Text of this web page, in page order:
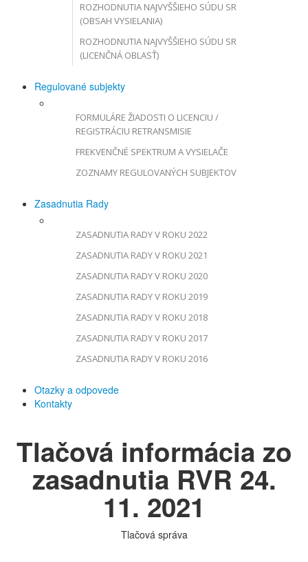
ROZHODNUTIA NAJVYŠŠIEHO SÚDU SR
(OBSAH VYSIELANIA)
ROZHODNUTIA NAJVYŠŠIEHO SÚDU SR
(LICENČNÁ OBLASŤ)
Regulované subjekty
FORMULÁRE ŽIADOSTI O LICENCIU /
REGISTRÁCIU RETRANSMISIE
FREKVENČNÉ SPEKTRUM A VYSIELAČE
ZOZNAMY REGULOVANÝCH SUBJEKTOV
Zasadnutia Rady
ZASADNUTIA RADY V ROKU 2022
ZASADNUTIA RADY V ROKU 2021
ZASADNUTIA RADY V ROKU 2020
ZASADNUTIA RADY V ROKU 2019
ZASADNUTIA RADY V ROKU 2018
ZASADNUTIA RADY V ROKU 2017
ZASADNUTIA RADY V ROKU 2016
Otazky a odpovede
Kontakty
Tlačová informácia zo
zasadnutia RVR 24.
11. 2021
Tlačová správa